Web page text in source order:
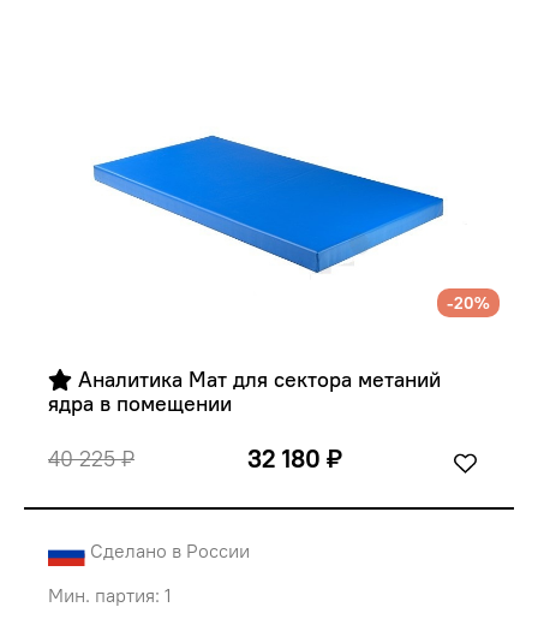
-20%
Аналитика Мат для сектора метаний
ядра в помещении
40 225 ₽
32 180 ₽
Сделано в России
Мин. партия: 1